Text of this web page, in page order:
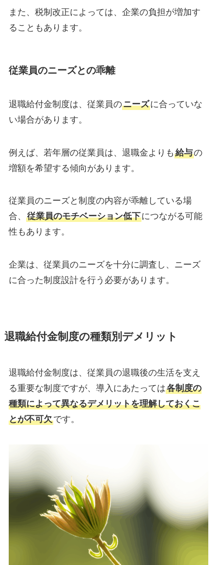
また、税制改正によっては、企業の負担が増加す
ることもあります。
従業員のニーズとの乖離
退職給付金制度は、従業員のニーズに合っていな
い場合があります。
例えば、若年層の従業員は、退職金よりも 給与の
増額を希望する傾向があります。
従業員のニーズと制度の内容が乖離している場
合、 従業員のモチベーション低下につながる可能
性もあります。
企業は、従業員のニーズを十分に調査し、ニーズ
に合った制度設計を行う必要があります。
退職給付金制度の種類別デメリット
退職給付金制度は、従業員の退職後の生活を支え
る重要な制度ですが、導入にあたっては各制度の
種類によって異なるデメリットを理解しておくこ
とが不可欠です。